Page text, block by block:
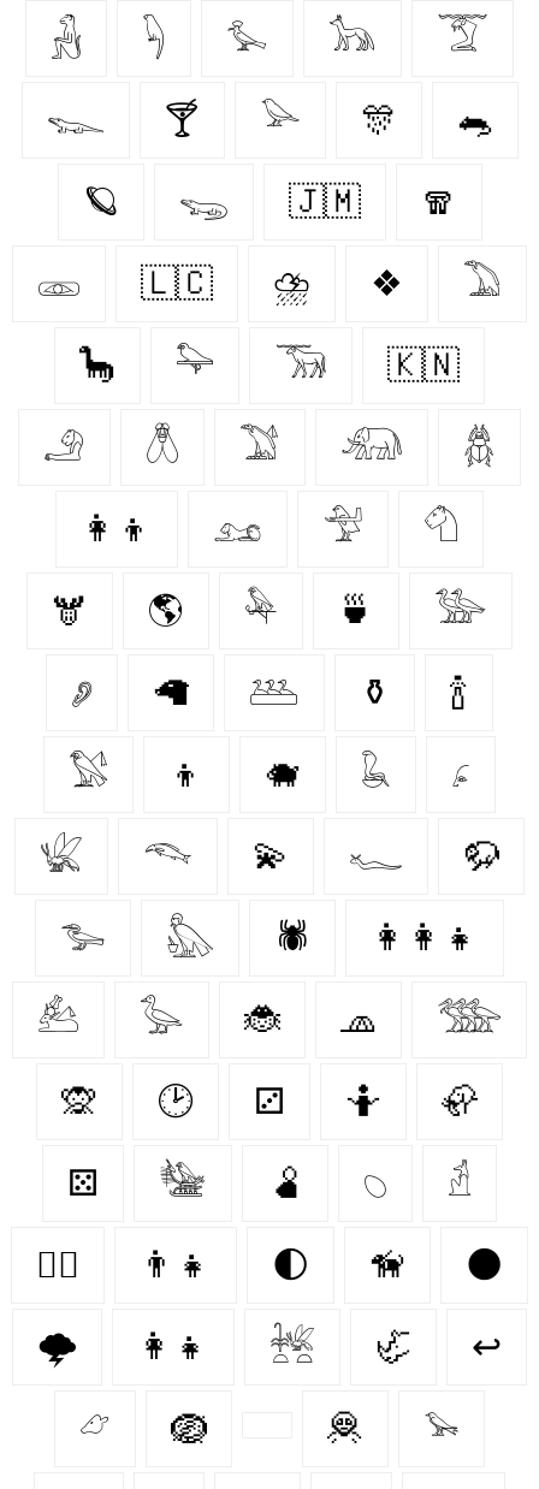
𓃻 𓆐 𓅙 𓃥 𓄆
𓆊 🍸 𓅪 🎊 🐀
🪐 𓆌 🇯🇲 🧣
𓁽 🇱🇨 ⛈️ ❖ 𓅐
🦕 𓅍 𓃞 🇰🇳
𓄂 𓆦 𓅑 𓃰 𓆣
👩‍👦 𓃭 𓅴 𓄇
🫎 🌎 𓅆 🍵 𓅺
𓂈 🦙 𓅹 ⚱️ 🍾
𓅄 👦 🐗 𓆘 𓂊
𓆤 𓆞 💫 𓆑 🦬
𓅧 𓅽 🕷️ 👩‍👩‍👧
𓃕 𓅭 🐞 🧢 𓅢
🙊 🕑 ⚂ 🤷 🦣
⚄ 𓅋 🫄 𓆇 𓁢
🐕‍🦺 👨‍👧 🌓 🦮 🌑
🌩️ 👩‍👧 𓆥 🦏 ↩
𓃿 🪺 🦧 𓅩